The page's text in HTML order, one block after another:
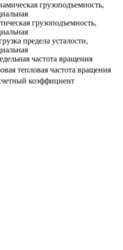
грузоподъемность,
грузоподъемность,
предела усталости,
частота вращения
тепловая частота вращения
коэффициент